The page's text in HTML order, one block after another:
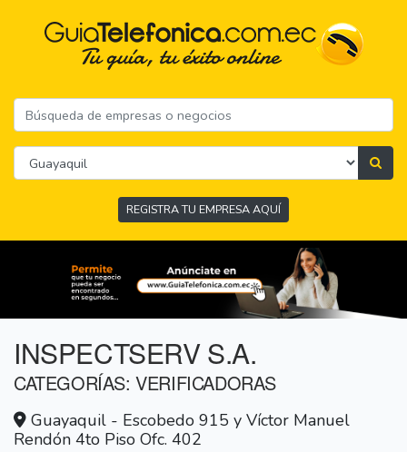
REGISTRA TU EMPRESA AQUÍ
INSPECTSERV S.A.
CATEGORÍAS: VERIFICADORAS
Guayaquil - Escobedo 915 y Víctor Manuel
Rendón 4to Piso Ofc. 402